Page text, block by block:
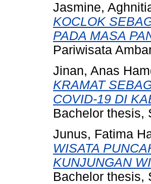
Jasmine,
KOCLOK
PADA MASA
Pariwisata
Jinan, Anas
KRAMAT
COVID-19 DI
Bachelor thesis,
Junus, Fatima
WISATA
KUNJUNGAN
Bachelor thesis,